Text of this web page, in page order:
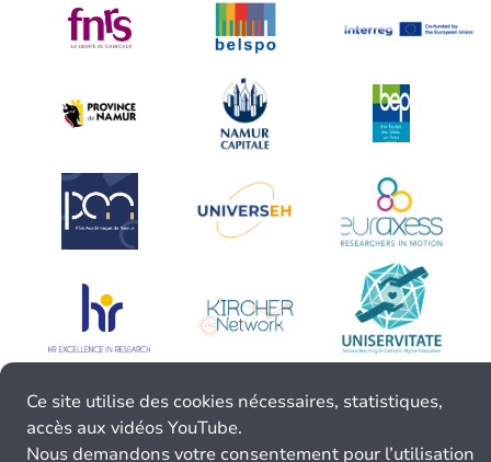
Ce site utilise des cookies nécessaires, statistiques,
accès aux vidéos YouTube.
Nous demandons votre consentement pour l’utilisation